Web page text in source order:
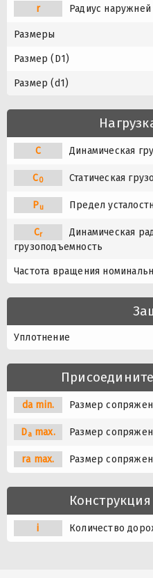
r Радиус
Размеры
Размер (D1)
Размер (d1)
C Динамическая
C0 Статическая
Pu Предел
Cr
Динамическая
грузоподъемность
Частота вращения
Уплотнение
da min. Размер
Damax. Размер
ra max. Размер
i Количество